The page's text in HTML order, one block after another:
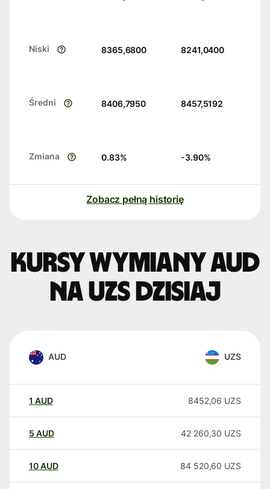
Niski 8365,6800 8241,0400
Średni 8406,7950 8457,5192
Zmiana 0.83% -3.90%
Zobacz pełną historię
Kursy wymiany AUD
na UZS dzisiaj
AUD UZS
1 AUD 8452,06 UZS
5 AUD 42 260,30 UZS
10AUD 84 520,60 UZS